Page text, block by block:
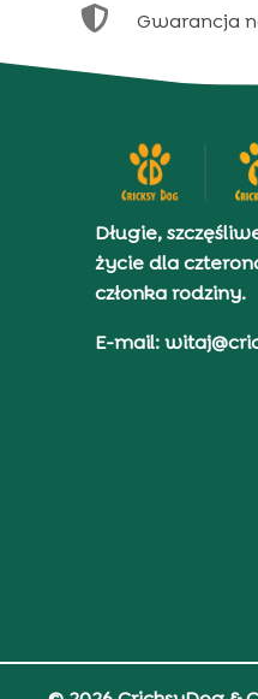
 Gwarancja
Długie,
życie dla
członka rodziny.
E-mail: